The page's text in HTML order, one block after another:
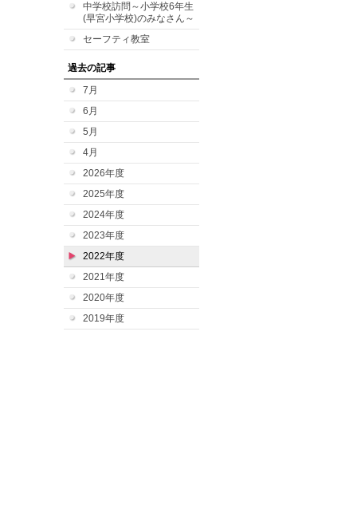
中学校訪問～小学校6年生
(早宮小学校)のみなさん～
セーフティ教室
過去の記事
7月
6月
5月
4月
2026年度
2025年度
2024年度
2023年度
2022年度
2021年度
2020年度
2019年度